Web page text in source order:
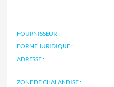
FOURNISSEUR :
FORME JURIDIQUE :
ADRESSE :
ZONE DE CHALANDISE :